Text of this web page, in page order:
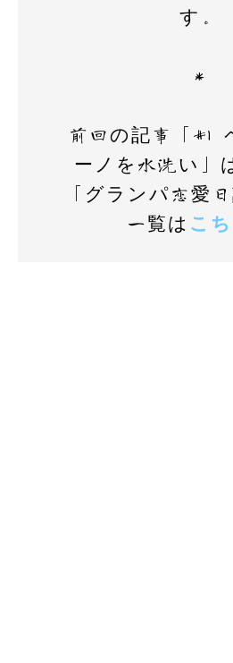
す。
＊
前回の記事「#1
ーノを水洗い」
「グランパ恋愛
一覧は こ